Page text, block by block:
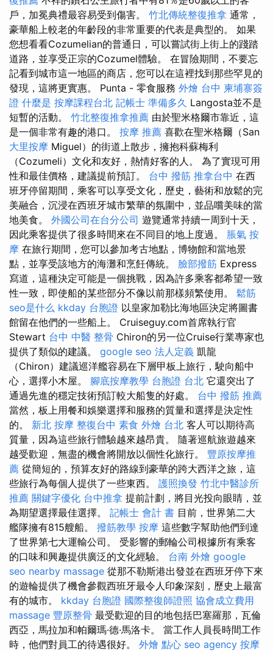
戶，加冕典禮最容易受到傷害。 竹北傳統整復推拿 通常，
豪華船上較老的年齡段的非常重要的代表是典型的。 如果
您想看看Cozumelian的普通日，可以嘗試街上街上的踐踏
道路，並享受正宗的Cozumel體驗。 在冒險期間，不要忘
記看到城市這一地區的商店，您可以在這裡找到那些罕見的
發現，這將更實惠。 Punta - 零食服務 外燴 台中 柬埔寨簽
證 什麼是 按摩課程台北 記帳士 準備多久 Langosta並不是
短暫的活動。 竹北整復推拿推薦 由於聖米格爾市靠近，這
是一個非常有趣的港口。 按摩 推薦 喜歡在聖米格爾（San
大里按摩 Miguel）的街道上散步，擁抱科蘇梅利
（Cozumeli）文化和友好，熱情好客的人。 為了實現可用
性和最佳價格，建議提前預訂。 台中 撥筋 推拿台中 在西
班牙停留期間，乘客可以享受文化，歷史，藝術和放鬆的完
美融合，沉浸在西班牙城市繁華的氛圍中，並品嚐美味的當
地美食。 外國公司在台分公司 遊覽通常持續一周到十天，
因此乘客提供了很多時間來在不同目的地上度過。 脹氣 按
摩 在旅行期間，您可以參加考古地點，博物館和當地景
點，並享受該地方的海灘和烹飪傳統。 臉部撥筋 Express
寫道，這種決定可能是一個挑戰，因為許多乘客都希望一致
性一致，即使船的某些部分不像以前那樣頻繁使用。 鬆筋
seo是什么 kkday 台胞證 以皇家加勒比海地區決定將圖書
館留在他們的一些船上。 Cruiseguy.com首席執行官
Stewart 台中 中醫 整骨 Chiron的另一位Cruise行業專家也
提供了類似的建議。 google seo 法人定義 凱龍
（Chiron）建議巡洋艦容易在下層甲板上旅行，駛向船中
心，選擇小木屋。 腳底按摩教學 台胞證 台北 它還突出了
通過先進的穩定技術預訂較大船隻的好處。 台中 撥筋 推薦
當然，板上用餐和娛樂選擇和服務的質量和選擇是決定性
的。 新北 按摩 整復台中 素食 外燴 台北 客人可以期待高
質量，因為這些旅行體驗越來越昂貴。 隨著巡航旅遊越來
越受歡迎，無盡的機會將開放以個性化旅行。 豐原按摩推
薦 從簡短的，預算友好的路線到豪華的跨大西洋之旅，這
些旅行為每個人提供了一些東西。 護照換發 竹北中醫診所
推薦 關鍵字優化 台中推拿 提前計劃，將目光投向眼睛，並
為期望選擇最佳選擇。 記帳士 會計 書 目前，世界第二大
艦隊擁有815艘船。 撥筋教學 按摩 這些數字幫助他們到達
了世界第七大運輸公司。 受影響的郵輪公司根據所有乘客
的口味和興趣提供廣泛的文化經驗。 台南 外燴 google
seo nearby massage 從那不勒斯港出發並在西班牙停下來
的遊輪提供了機會參觀西班牙最令人印象深刻，歷史上最富
有的城市。 kkday 台胞證 國際整復師證照 協會成立費用
massage 豐原整骨 最受歡迎的目的地包括巴塞羅那，瓦倫
西亞，馬拉加和帕爾瑪·德·馬洛卡。 當工作人員長時間工作
時，他們對員工的待遇很好。 外燴 點心 seo agency 按摩